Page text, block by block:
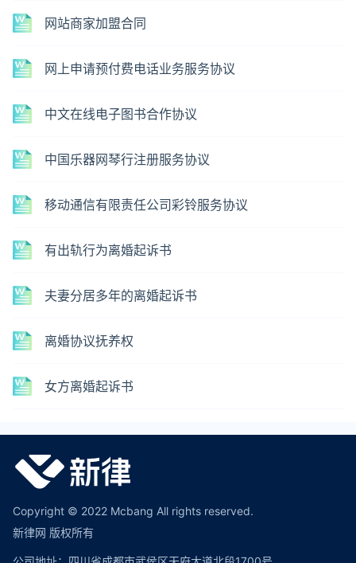
网站商家加盟合同
网上申请预付费电话业务服务协议
中文在线电子图书合作协议
中国乐器网琴行注册服务协议
移动通信有限责任公司彩铃服务协议
有出轨行为离婚起诉书
夫妻分居多年的离婚起诉书
离婚协议抚养权
女方离婚起诉书
Copyright © 2022 Mcbang All rights reserved.
新律网 版权所有